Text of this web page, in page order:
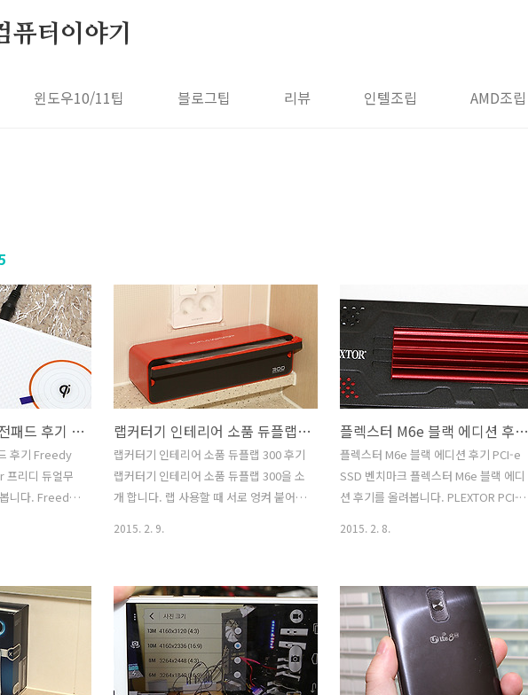
퓨터이야기
윈도우10/11팁 블로그팁 리뷰 인텔조립 AMD조립
프리디 듀얼무선충전패드 후기 Freedy Dual Wireless Charger
후기 Freedy
리디 듀얼무
니다. Freedy
. 충전하는 단
기 때문인데
는 프리디 듀
품을 사용하면
붙여서 충전
사용하던 케
랩커터기 인테리어 소품 듀플랩 300 후기
랩커터기 인테리어 소품 듀플랩 300 후기
랩커터기 인테리어 소품 듀플랩 300을 소
개 합니다. 랩 사용할 때 서로 엉켜 붙어서
매직랩은 서로 엉켜붙는게 덜 심해서 편
했는데요. 근데 이번에는 랩커터기 인테
리어 소품인 듀플랩 300을 알게 되었습니
다. 일반랩이던 매직랩이던간에 모두 넣
어서 사용이 가능하며 손으로 한번 슥 미
는것으로 랩을 자르는것이 가능해서 접시
2015. 2. 9.
플렉스터 M6e 블랙 에디션 후기 PCI-e SSD 벤치마크
플렉스터 M6e 블랙 에디션 후기 PCI-e
SSD 벤치마크 플렉스터 M6e 블랙 에디
션 후기를 올려봅니다. PLEXTOR PCI-e
방열판과 금속하우징을 입힌 좀 더 고급
스러운 모습을 하고 있습니다. 플렉스터
M6e 블랙 에디션 후기를 준비하면서 처
음 딱 봤을 때 느낌은 상당히 묵직하면서
도 깔끔하다는 느낌이 들었습니다. 검은
색 베이스에 빨간색이 꽤 고급스러운 컬
2015. 2. 8.